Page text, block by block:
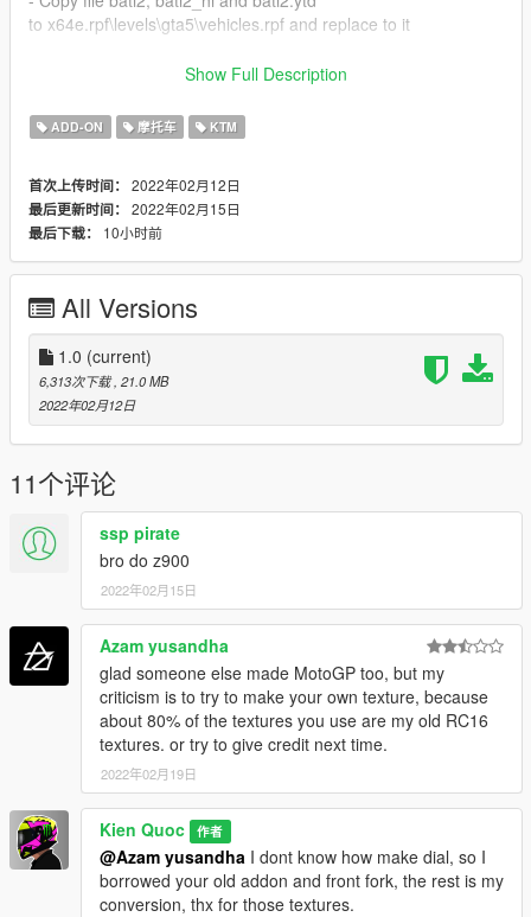
to x64e.rpf\levels\gta5\vehicles.rpf and replace to it
- Realistic dials gauge (Speed, RPM Line, Gears number,
speed warning light) [only Add-on]
Bug:
- Lost Handlebar when view above windscreen (FIXED)
or error and bug when
experiencing this Addon, you can comment below, I will answer
<3
Show Full Description
ADD-ON 摩托车 KTM
首次上传时间： 2022年02月12日
最后更新时间： 2022年02月15日
最后下载：
10小时前
All Versions
1.0 (current)
6,313次下载 , 21.0 MB
2022年02月12日
11个评论
ssp pirate
bro do z900
2022年02月15日
Azam yusandha
glad someone else made MotoGP too, but my
criticism is to try to make your own texture, because
about 80% of the textures you use are my old RC16
textures. or try to give credit next time.
2022年02月19日
Kien Quoc 作者
@Azam yusandha I dont know how make dial, so I
borrowed your old addon and front fork, the rest is my
conversion, thx for those textures.